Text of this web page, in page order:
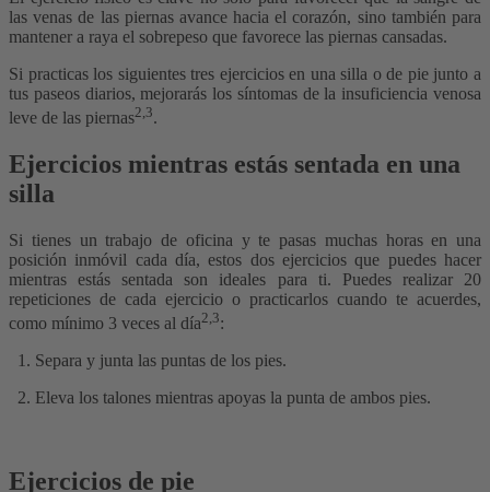
las venas de las piernas avance hacia el corazón, sino también para
mantener a raya el sobrepeso que favorece las piernas cansadas.
Si practicas los siguientes tres ejercicios en una silla o de pie junto a
tus paseos diarios, mejorarás los síntomas de la insuficiencia venosa
leve de las piernas2,3.
Ejercicios mientras estás sentada en una
silla
Si tienes un trabajo de oficina y te pasas muchas horas en una
posición inmóvil cada día, estos dos ejercicios que puedes hacer
mientras estás sentada son ideales para ti. Puedes realizar 20
repeticiones de cada ejercicio o practicarlos cuando te acuerdes,
como mínimo 3 veces al día2,3:
Separa y junta las puntas de los pies.
Eleva los talones mientras apoyas la punta de ambos pies.
Ejercicios de pie